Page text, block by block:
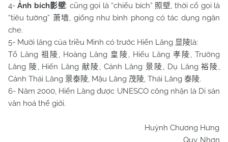
4-Ảnh bích影壁: cũng gọi là “chiếu bích” 照壁, thời cổ gọi là
“tiêu tường” 萧墙, giống như bình phong có tác dụng ngăn
che.
5- Mười lăng của triều Minh có trước Hiển Lăng 显陵là:
Tổ Lăng祖陵, Hoàng Lăng 皇陵, Hiếu Lăng 孝陵, Trường
Lăng 陵, Hiến Lăng献陵, Cảnh Lăng景陵, Dụ Lăng裕陵,
Cảnh Thái Lăng 景泰陵, Mậu Lăng 茂陵, Thái Lăng 泰陵.
6- Năm 2000, Hiển Lăng được UNESCO công nhận là Di sản
văn hoá thế giới.
Huỳnh Chương Hưng
Quy Nhơn